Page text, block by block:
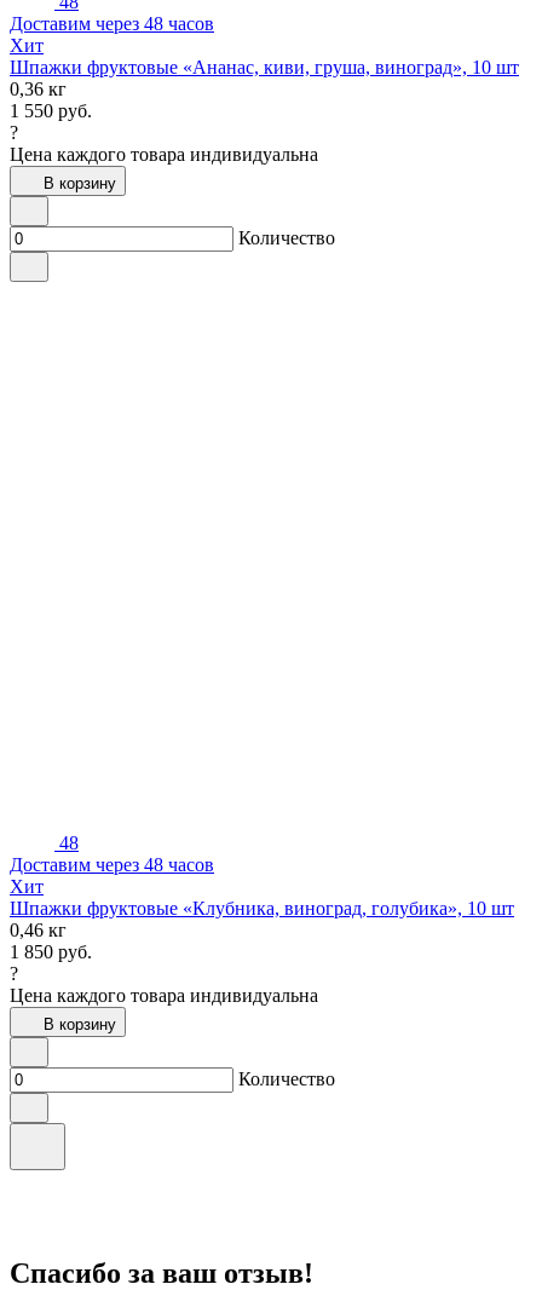
Доставим через 48 часов
Хит
Шпажки фруктовые «Ананас, киви, груша, виноград», 10 шт
0,36 кг
1 550 руб.
?
Цена каждого товара индивидуальна
В корзину
Количество
48
Доставим через 48 часов
Хит
Шпажки фруктовые «Клубника, виноград, голубика», 10 шт
0,46 кг
1 850 руб.
?
Цена каждого товара индивидуальна
В корзину
Количество
Спасибо за ваш отзыв!